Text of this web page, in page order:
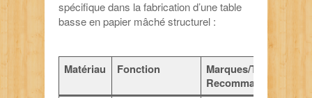
spécifique dans la fabrication d’une table
basse en papier mâché structurel :
Matériau Fonction
Marques/Types
Recommandés